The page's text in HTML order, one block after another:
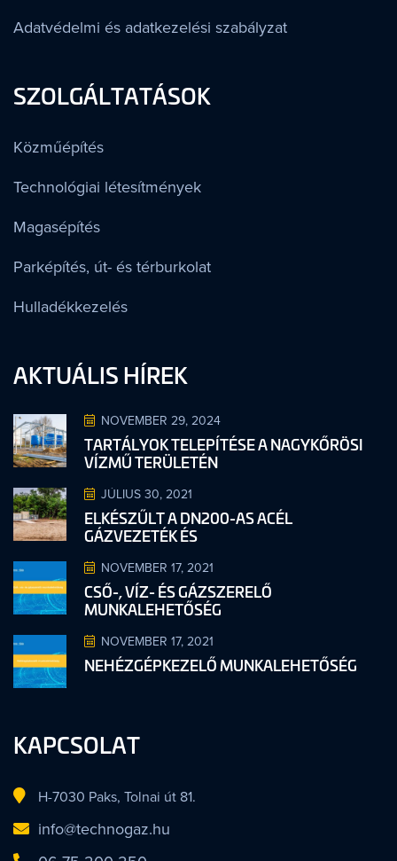
Adatvédelmi és adatkezelési szabályzat
SZOLGÁLTATÁSOK
Közműépítés
Technológiai létesítmények
Magasépítés
Parképítés, út- és térburkolat
Hulladékkezelés
AKTUÁLIS HÍREK
NOVEMBER 29, 2024
TARTÁLYOK TELEPÍTÉSE A NAGYKŐRÖSI
VÍZMŰ TERÜLETÉN
JÚLIUS 30, 2021
ELKÉSZŰLT A DN200-AS ACÉL
GÁZVEZETÉK ÉS
NOVEMBER 17, 2021
CSŐ-, VÍZ- ÉS GÁZSZERELŐ
MUNKALEHETŐSÉG
NOVEMBER 17, 2021
NEHÉZGÉPKEZELŐ MUNKALEHETŐSÉG
KAPCSOLAT
H-7030 Paks, Tolnai út 81.
info@technogaz.hu